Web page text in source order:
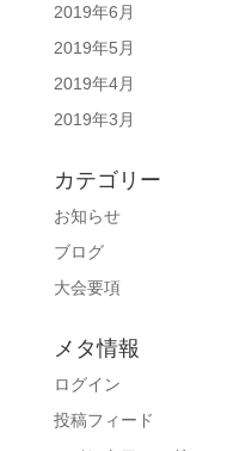
2019年6月
2019年5月
2019年4月
2019年3月
カテゴリー
お知らせ
ブログ
大会要項
メタ情報
ログイン
投稿フィード